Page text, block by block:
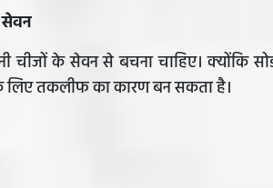
सेवन
चीजों के सेवन से बचना चाहिए। क्योंकि
तकलीफ का कारण बन सकता है।